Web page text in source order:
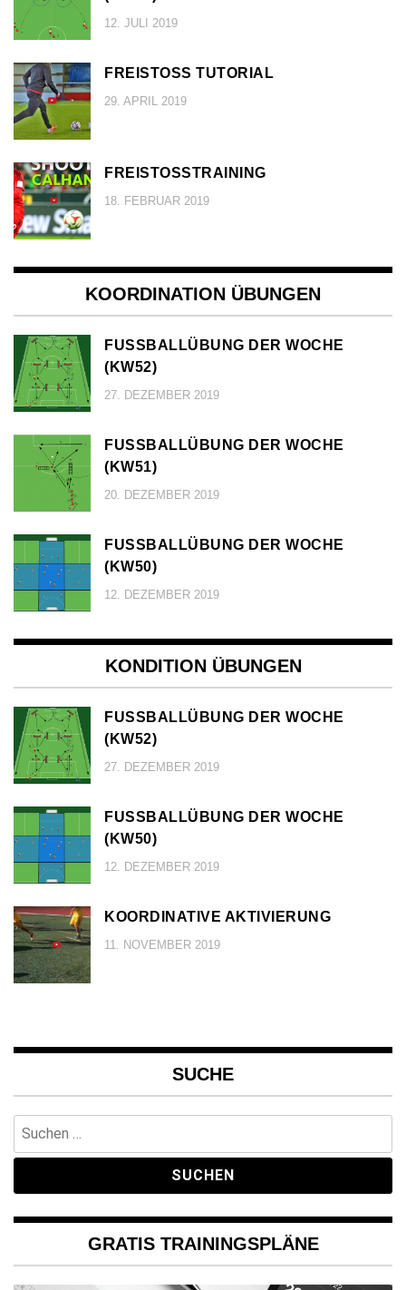
12. JULI 2019
FREISTOSS TUTORIAL
29. APRIL 2019
FREISTOSSTRAINING
18. FEBRUAR 2019
KOORDINATION ÜBUNGEN
FUSSBALLÜBUNG DER WOCHE (
KW52)
27. DEZEMBER 2019
FUSSBALLÜBUNG DER WOCHE (
KW51)
20. DEZEMBER 2019
FUSSBALLÜBUNG DER WOCHE (
KW50)
12. DEZEMBER 2019
KONDITION ÜBUNGEN
FUSSBALLÜBUNG DER WOCHE (
KW52)
27. DEZEMBER 2019
FUSSBALLÜBUNG DER WOCHE (
KW50)
12. DEZEMBER 2019
KOORDINATIVE AKTIVIERUNG
11. NOVEMBER 2019
SUCHE
Suchen
GRATIS TRAININGSPLÄNE